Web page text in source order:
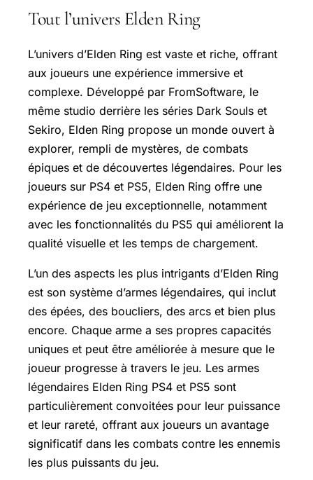
Tout l’univers Elden Ring
L’univers d’Elden Ring est vaste et riche, offrant
aux joueurs une expérience immersive et
complexe. Développé par FromSoftware, le
même studio derrière les séries Dark Souls et
Sekiro, Elden Ring propose un monde ouvert à
explorer, rempli de mystères, de combats
épiques et de découvertes légendaires. Pour les
joueurs sur PS4 et PS5, Elden Ring offre une
expérience de jeu exceptionnelle, notamment
avec les fonctionnalités du PS5 qui améliorent la
qualité visuelle et les temps de chargement.
L’un des aspects les plus intrigants d’Elden Ring
est son système d’armes légendaires, qui inclut
des épées, des boucliers, des arcs et bien plus
encore. Chaque arme a ses propres capacités
uniques et peut être améliorée à mesure que le
joueur progresse à travers le jeu. Les armes
légendaires Elden Ring PS4 et PS5 sont
particulièrement convoitées pour leur puissance
et leur rareté, offrant aux joueurs un avantage
significatif dans les combats contre les ennemis
les plus puissants du jeu.